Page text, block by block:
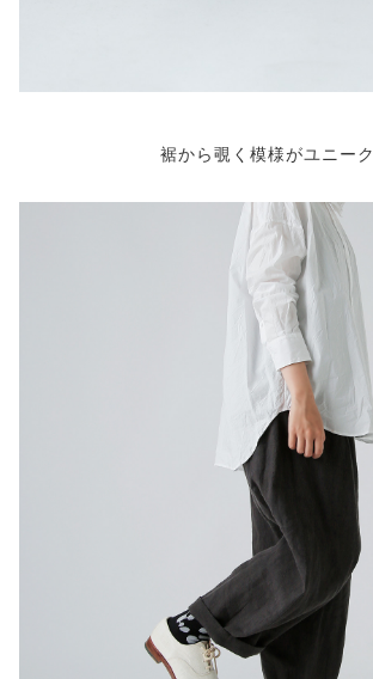
裾から覗く模様がユニーク